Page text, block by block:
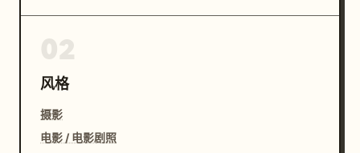
风格
摄影
电影 / 电影剧照